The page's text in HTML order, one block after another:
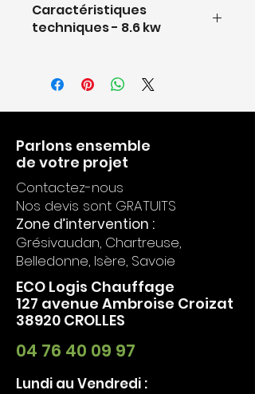
Caractéristiques
techniques - 8.6 kw
- Rendement : 81 %
- Dimensions HxLxP
:2350x940x472 mm
- Bûches :50 cm
Parlons ensemble
de votre projet
Contactez-nous
Nos devis sont GRATUITS
Zone d’intervention :
Grésivaudan, Chartreuse,
Belledonne, Isère, Savoie
ECO Logis Chauffage
127 avenue Ambroise Croizat
38920 CROLLES
04 76 40 09 97
Lundi au Vendredi :